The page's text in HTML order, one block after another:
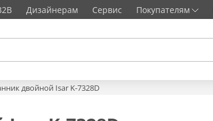
Дизайнерам Сервис Покупателям
двойной Isar K-7328D